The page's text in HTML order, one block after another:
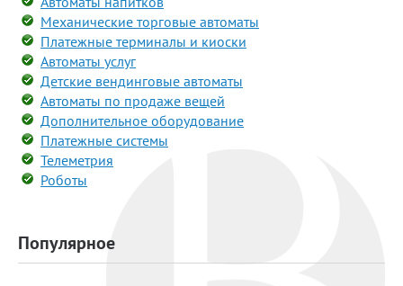
Механические торговые автоматы
Платежные терминалы и киоски
Автоматы услуг
Детские вендинговые автоматы
Автоматы по продаже вещей
Дополнительное оборудование
Платежные системы
Телеметрия
Роботы
Популярное